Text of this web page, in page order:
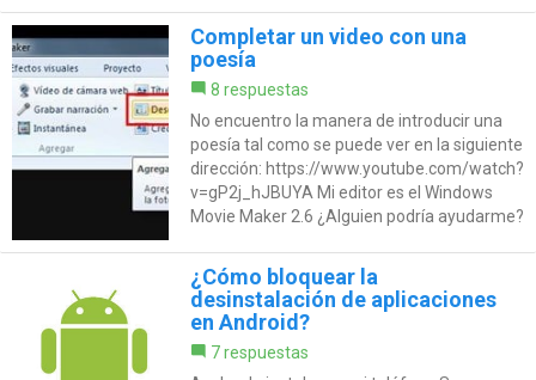
Completar un video con una
poesía
8 respuestas
No encuentro la manera de introducir una
poesía tal como se puede ver en la siguiente
dirección: https://www.youtube.com/watch?
v=gP2j_hJBUYA Mi editor es el Windows
Movie Maker 2.6 ¿Alguien podría ayudarme?
¿Cómo bloquear la
desinstalación de aplicaciones
en Android?
7 respuestas